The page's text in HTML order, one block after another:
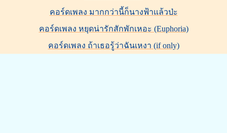
คอร์ดเพลง มากกว่านี้ก็นางฟ้าแล้วป่ะ
คอร์ดเพลง หยุดน่ารักสักพักเหอะ (Euphoria)
คอร์ดเพลง ถ้าเธอรู้ว่าฉันเหงา (if only)